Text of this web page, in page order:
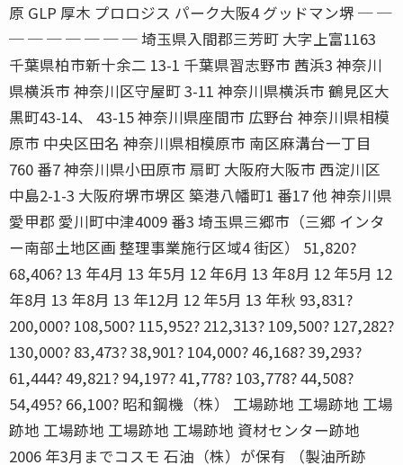
原 GLP 厚木 プロロジス パーク大阪4 グッドマン堺 ─ ─
─ ─ ─ ─ ─ ─ ─ 埼玉県入間郡三芳町 大字上富1163
千葉県柏市新十余二 13-1 千葉県習志野市 茜浜3 神奈川
県横浜市 神奈川区守屋町 3-11 神奈川県横浜市 鶴見区大
黒町43-14、 43-15 神奈川県座間市 広野台 神奈川県相模
原市 中央区田名 神奈川県相模原市 南区麻溝台一丁目
760 番7 神奈川県小田原市 扇町 大阪府大阪市 西淀川区
中島2-1-3 大阪府堺市堺区 築港八幡町1 番17 他 神奈川県
愛甲郡 愛川町中津4009 番3 埼玉県三郷市（三郷 インタ
ー南部土地区画 整理事業施行区域4 街区） 51,820?
68,406? 13 年4月 13 年5月 12 年6月 13 年8月 12 年5月 12
年8月 13 年8月 13 年12月 12 年5月 13 年秋 93,831?
200,000? 108,500? 115,952? 212,313? 109,500? 127,282?
130,000? 83,473? 38,901? 104,000? 46,168? 39,293?
61,444? 49,821? 94,197? 41,778? 103,778? 44,508?
54,495? 66,100? 昭和鋼機（株） 工場跡地 工場跡地 工場
跡地 工場跡地 工場跡地 工場跡地 資材センター跡地
2006 年3月までコスモ 石油（株）が保有 （製油所跡